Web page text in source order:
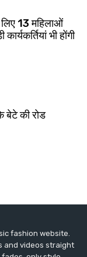
fashion website.
and videos straight